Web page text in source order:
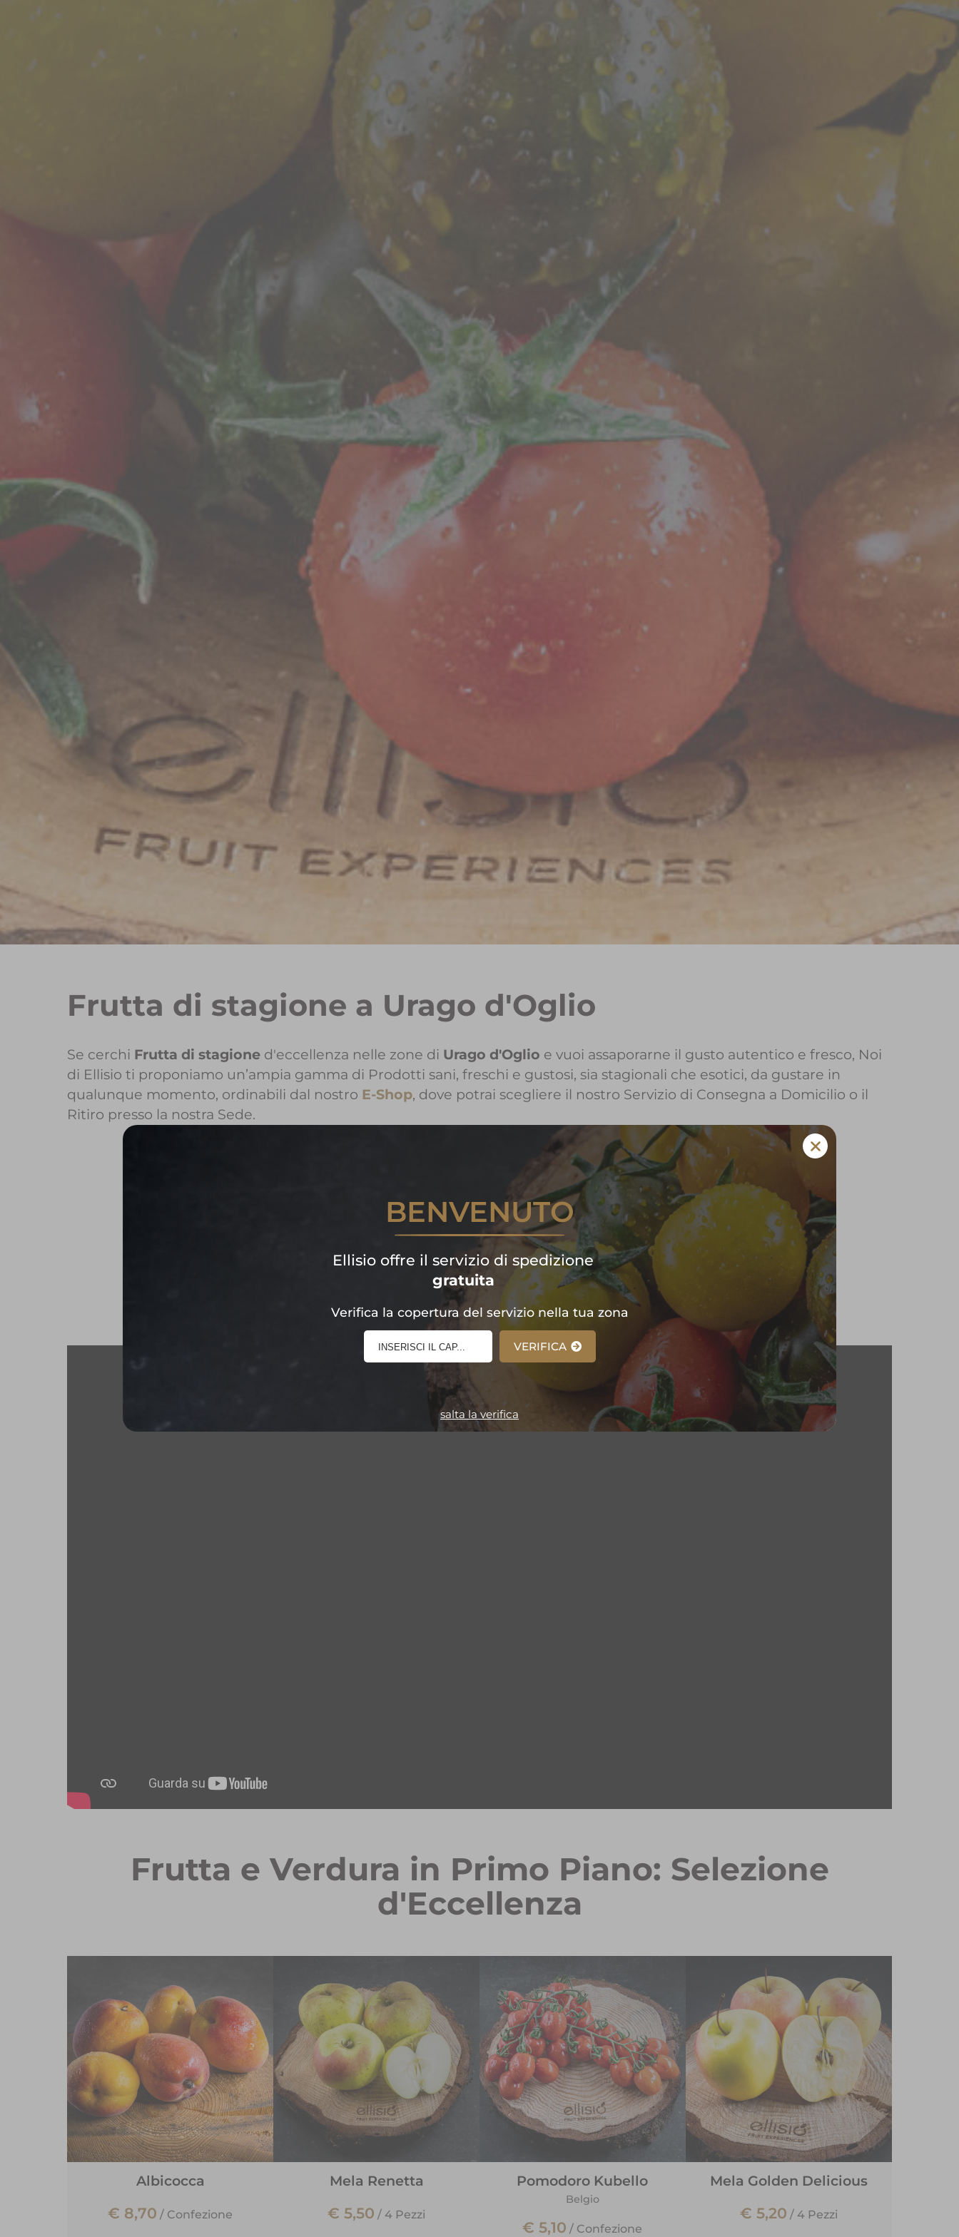
Frutta di stagione a Urago d'Oglio
Se cerchi Frutta di stagione d'eccellenza nelle zone di Urago d'Oglio e vuoi assaporarne il gusto autentico e fresco, Noi
di Ellisio ti proponiamo un’ampia gamma di Prodotti sani, freschi e gustosi, sia stagionali che esotici, da gustare in
qualunque momento, ordinabili dal nostro E-Shop, dove potrai scegliere il nostro Servizio di Consegna a Domicilio o il
Ritiro presso la nostra Sede.
Per maggiori informazioni sui Prodotti Ellisio a Urago d'Oglio
Contattaci!
Per iniziare subito la tua spesa di frutta e verdura
E-Shop!
Frutta e Verdura in Primo Piano: Selezione
d'Eccellenza
Albicocca
€ 8,70 / Confezione
Mela Renetta
€ 5,50 / 4 Pezzi
Pomodoro Kubello
Belgio
€ 5,10 / Confezione
Mela Golden Delicious
€ 5,20 / 4 Pezzi
BENVENUTO
Ellisio offre il servizio di spedizione
gratuita
Verifica la copertura del servizio nella tua zona
VERIFICA
salta la verifica